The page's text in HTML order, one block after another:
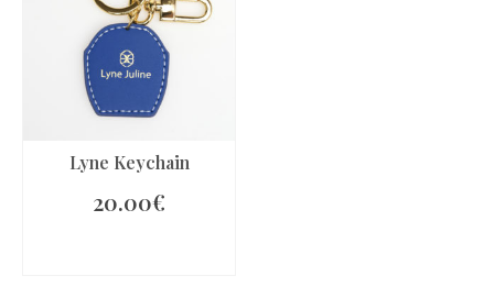
Lyne Keychain
20.00€